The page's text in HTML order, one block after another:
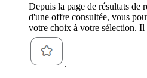
Depuis la page de résultats de
d'une offre consultée, vous
votre choix à votre sélection.
.